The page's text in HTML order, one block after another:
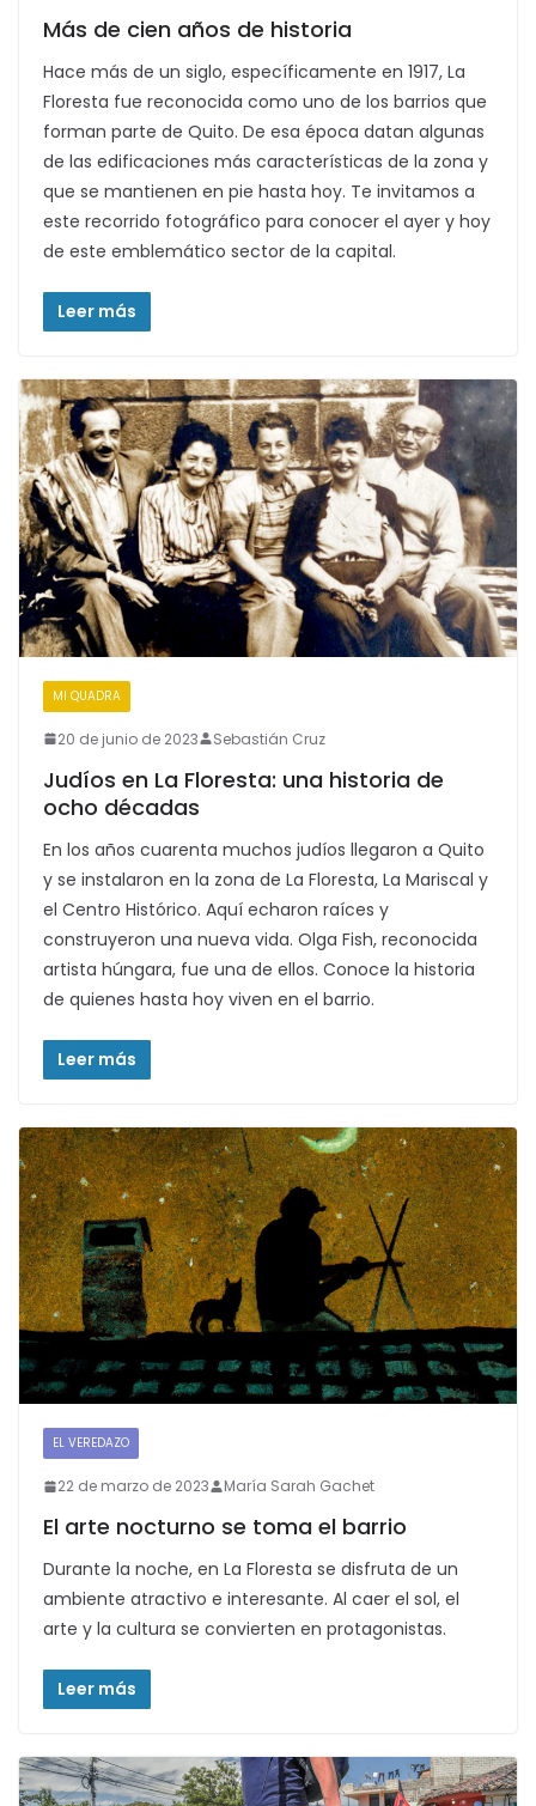
Más de cien años de historia
Hace más de un siglo, específicamente en 1917, La
Floresta fue reconocida como uno de los barrios que
forman parte de Quito. De esa época datan algunas
de las edificaciones más características de la zona y
que se mantienen en pie hasta hoy. Te invitamos a
este recorrido fotográfico para conocer el ayer y hoy
de este emblemático sector de la capital.
Leer más
MI QUADRA
20 de junio de 2023 Sebastián Cruz
Judíos en La Floresta: una historia de
ocho décadas
En los años cuarenta muchos judíos llegaron a Quito
y se instalaron en la zona de La Floresta, La Mariscal y
el Centro Histórico. Aquí echaron raíces y
construyeron una nueva vida. Olga Fish, reconocida
artista húngara, fue una de ellos. Conoce la historia
de quienes hasta hoy viven en el barrio.
Leer más
EL VEREDAZO
22 de marzo de 2023 María Sarah Gachet
El arte nocturno se toma el barrio
Durante la noche, en La Floresta se disfruta de un
ambiente atractivo e interesante. Al caer el sol, el
arte y la cultura se convierten en protagonistas.
Leer más